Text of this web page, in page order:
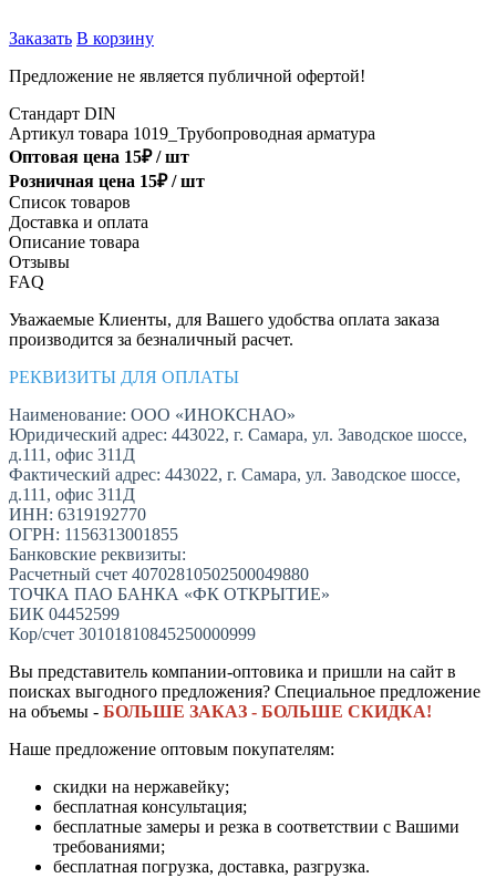
Заказать В корзину
Предложение не является публичной офертой!
Стандарт DIN
Артикул товара 1019_Трубопроводная арматура
Оптовая цена 15₽ /шт
Розничная цена 15₽ /шт
Список товаров
Доставка и оплата
Описание товара
Отзывы
FAQ
Уважаемые Клиенты, для Вашего удобства оплата заказа
производится за безналичный расчет.
РЕКВИЗИТЫ ДЛЯ ОПЛАТЫ
Наименование: ООО «ИНОКСНАО»
Юридический адрес: 443022, г. Самара, ул. Заводское шоссе,
д.111, офис 311Д
Фактический адрес: 443022, г. Самара, ул. Заводское шоссе,
д.111, офис 311Д
ИНН: 6319192770
ОГРН: 1156313001855
Банковские реквизиты:
Расчетный счет 40702810502500049880
ТОЧКА ПАО БАНКА «ФК ОТКРЫТИЕ»
БИК 04452599
Кор/счет 30101810845250000999
Вы представитель компании-оптовика и пришли на сайт в
поисках выгодного предложения? Специальное предложение
на объемы - БОЛЬШЕ ЗАКАЗ - БОЛЬШЕ СКИДКА!
Наше предложение оптовым покупателям:
скидки на нержавейку;
бесплатная консультация;
бесплатные замеры и резка в соответствии с Вашими
требованиями;
бесплатная погрузка, доставка, разгрузка.